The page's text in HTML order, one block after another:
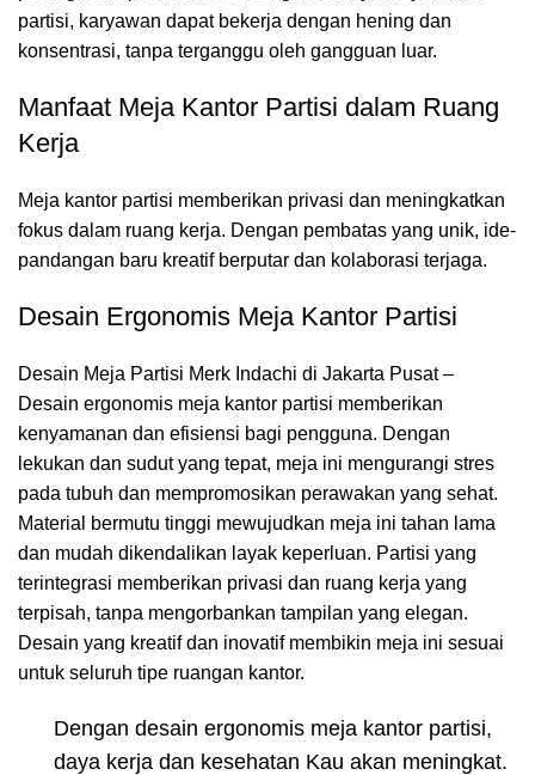
partisi, karyawan dapat bekerja dengan hening dan
konsentrasi, tanpa terganggu oleh gangguan luar.
Manfaat Meja Kantor Partisi dalam Ruang
Kerja
Meja kantor partisi memberikan privasi dan meningkatkan
fokus dalam ruang kerja. Dengan pembatas yang unik, ide-
pandangan baru kreatif berputar dan kolaborasi terjaga.
Desain Ergonomis Meja Kantor Partisi
Desain Meja Partisi Merk Indachi di Jakarta Pusat –
Desain ergonomis meja kantor partisi memberikan
kenyamanan dan efisiensi bagi pengguna. Dengan
lekukan dan sudut yang tepat, meja ini mengurangi stres
pada tubuh dan mempromosikan perawakan yang sehat.
Material bermutu tinggi mewujudkan meja ini tahan lama
dan mudah dikendalikan layak keperluan. Partisi yang
terintegrasi memberikan privasi dan ruang kerja yang
terpisah, tanpa mengorbankan tampilan yang elegan.
Desain yang kreatif dan inovatif membikin meja ini sesuai
untuk seluruh tipe ruangan kantor.
Dengan desain ergonomis meja kantor partisi,
daya kerja dan kesehatan Kau akan meningkat.